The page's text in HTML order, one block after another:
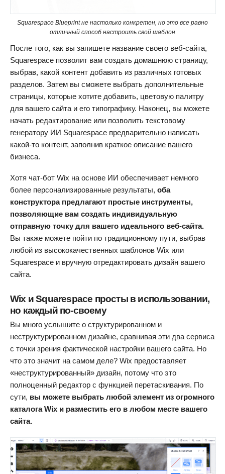
Squarespace Blueprint не настолько конкретен, но это все равно
отличный способ настроить свой шаблон
После того, как вы запишете название своего веб-сайта,
Squarespace позволит вам создать домашнюю страницу,
выбрав, какой контент добавить из различных готовых
разделов. Затем вы сможете выбрать дополнительные
страницы, которые хотите добавить, цветовую палитру
для вашего сайта и его типографику. Наконец, вы можете
начать редактирование или позволить текстовому
генератору ИИ Squarespace предварительно написать
какой-то контент, заполнив краткое описание вашего
бизнеса.
Хотя чат-бот Wix на основе ИИ обеспечивает немного
более персонализированные результаты, оба
конструктора предлагают простые инструменты,
позволяющие вам создать индивидуальную
отправную точку для вашего идеального веб-сайта.
Вы также можете пойти по традиционному пути, выбрав
любой из высококачественных шаблонов Wix или
Squarespace и вручную отредактировать дизайн вашего
сайта.
Wix и Squarespace просты в использовании,
но каждый по-своему
Вы много услышите о структурированном и
неструктурированном дизайне, сравнивая эти два сервиса
с точки зрения фактической настройки вашего сайта. Но
что это значит на самом деле? Wix предоставляет
«неструктурированный» дизайн, потому что это
полноценный редактор с функцией перетаскивания. По
сути, вы можете выбрать любой элемент из огромного
каталога Wix и разместить его в любом месте вашего
сайта.